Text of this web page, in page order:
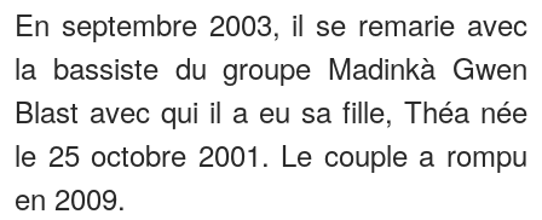
En septembre 2003, il se remarie avec
la bassiste du groupe Madinkà Gwen
Blast avec qui il a eu sa fille, Théa née
le 25 octobre 2001. Le couple a rompu
en 2009.